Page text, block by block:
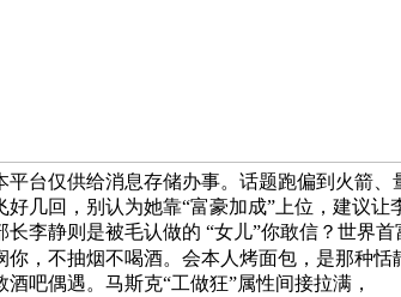
平台仅供给消息存储办事。话题跑偏到火箭
好几回，别认为她靠“富豪加成”上位，建议
长李静则是被毛认做的 “女儿”你敢信？世界
你，不抽烟不喝酒。会本人烤面包，是那种
吧偶遇。马斯克“工做狂”属性间接拉满，